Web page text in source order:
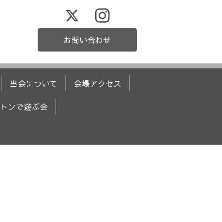
お問い合わせ
当会について 会場アクセス
ンで遊ぶ会